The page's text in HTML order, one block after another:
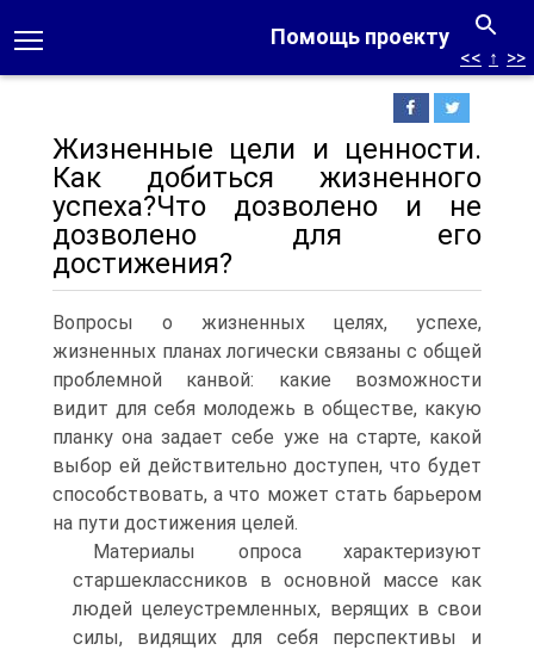
Помощь проекту
<< ↑ >>
Жизненные цели и ценности.
Как добиться жизненного
успеха?Что дозволено и не
дозволено для его
достижения?
Вопросы о жизненных целях, успехе,
жизненных планах логически связаны с общей
проблемной канвой: какие возможности
видит для себя молодежь в обществе, какую
планку она задает себе уже на старте, какой
выбор ей действительно доступен, что будет
способствовать, а что может стать барьером
на пути достижения целей.
Материалы опроса характеризуют
старшеклассников в основной массе как
людей целеустремленных, верящих в свои
силы, видящих для себя перспективы и